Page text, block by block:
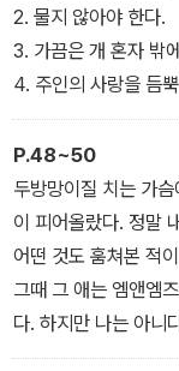
나는 비치타월 너머로
거리며 인기척을 보였
“500달러면 우리가
엄마는 한숨을 내쉬었
“아마도……. 조지나,
나는 미스티를 한 번
시작했다.
2. 물지 않아야 한다.
3. 가끔은 개 혼자 밖
4. 주인의 사랑을 듬
개는 안 된다.
5. 개 주인은 개를 돌
다. 예를 들어 큰 집에
사람이면 좋다.
P.48~50
두방망이질 치는 가
이 피어올랐다. 정말
어떤 것도 훔쳐본 적
그때 그 애는 엠앤엠
다. 하지만 나는 아니
그렇지만 잠시 후 차